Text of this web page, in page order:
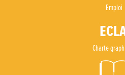
Emploi
Charte